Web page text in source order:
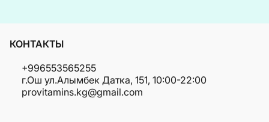
КОНТАКТЫ
+996553565255
г.Ош ул.Алымбек Датка, 151, 10:00-22:00
provitamins.kg@gmail.com